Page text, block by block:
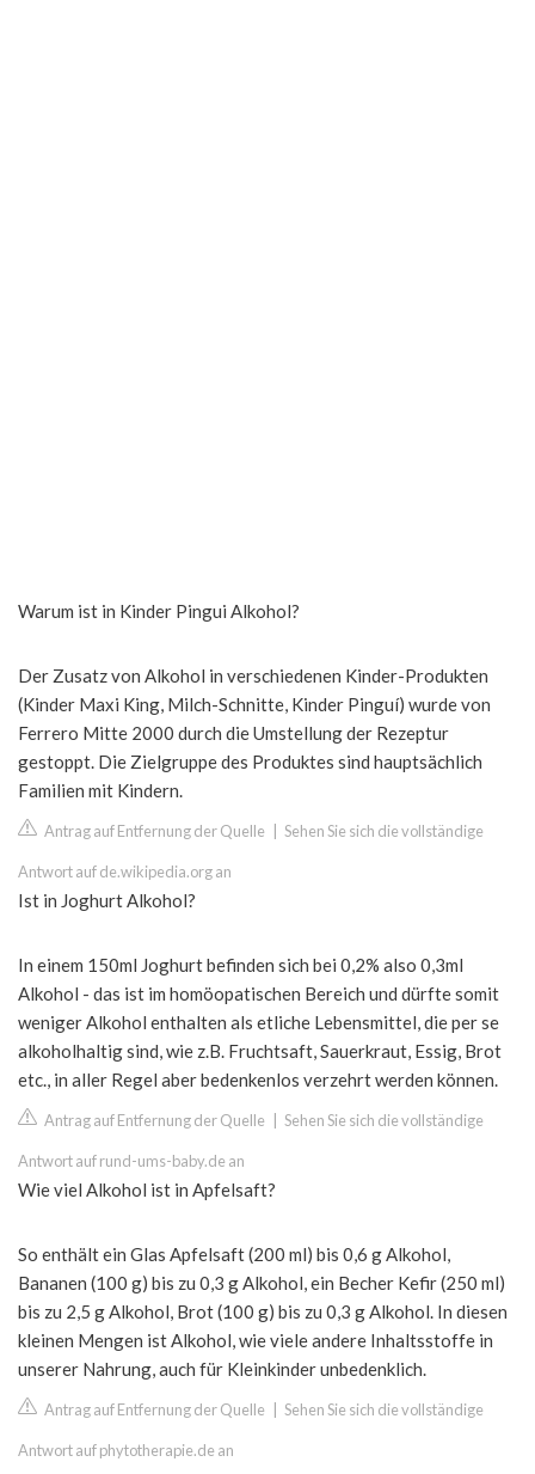
Warum ist in Kinder Pingui Alkohol?
Der Zusatz von Alkohol in verschiedenen Kinder-Produkten
(Kinder Maxi King, Milch-Schnitte, Kinder Pinguí) wurde von
Ferrero Mitte 2000 durch die Umstellung der Rezeptur
gestoppt. Die Zielgruppe des Produktes sind hauptsächlich
Familien mit Kindern.
Antrag auf Entfernung der Quelle Sehen Sie sich die vollständige
Antwort auf de.wikipedia.org an
Ist in Joghurt Alkohol?
In einem 150ml Joghurt befinden sich bei 0,2% also 0,3ml
Alkohol - das ist im homöopatischen Bereich und dürfte somit
weniger Alkohol enthalten als etliche Lebensmittel, die per se
alkoholhaltig sind, wie z.B. Fruchtsaft, Sauerkraut, Essig, Brot
etc., in aller Regel aber bedenkenlos verzehrt werden können.
Antrag auf Entfernung der Quelle Sehen Sie sich die vollständige
Antwort auf rund-ums-baby.de an
Wie viel Alkohol ist in Apfelsaft?
So enthält ein Glas Apfelsaft (200 ml) bis 0,6 g Alkohol,
Bananen (100 g) bis zu 0,3 g Alkohol, ein Becher Kefir (250 ml)
bis zu 2,5 g Alkohol, Brot (100 g) bis zu 0,3 g Alkohol. In diesen
kleinen Mengen ist Alkohol, wie viele andere Inhaltsstoffe in
unserer Nahrung, auch für Kleinkinder unbedenklich.
Antrag auf Entfernung der Quelle Sehen Sie sich die vollständige
Antwort auf phytotherapie.de an